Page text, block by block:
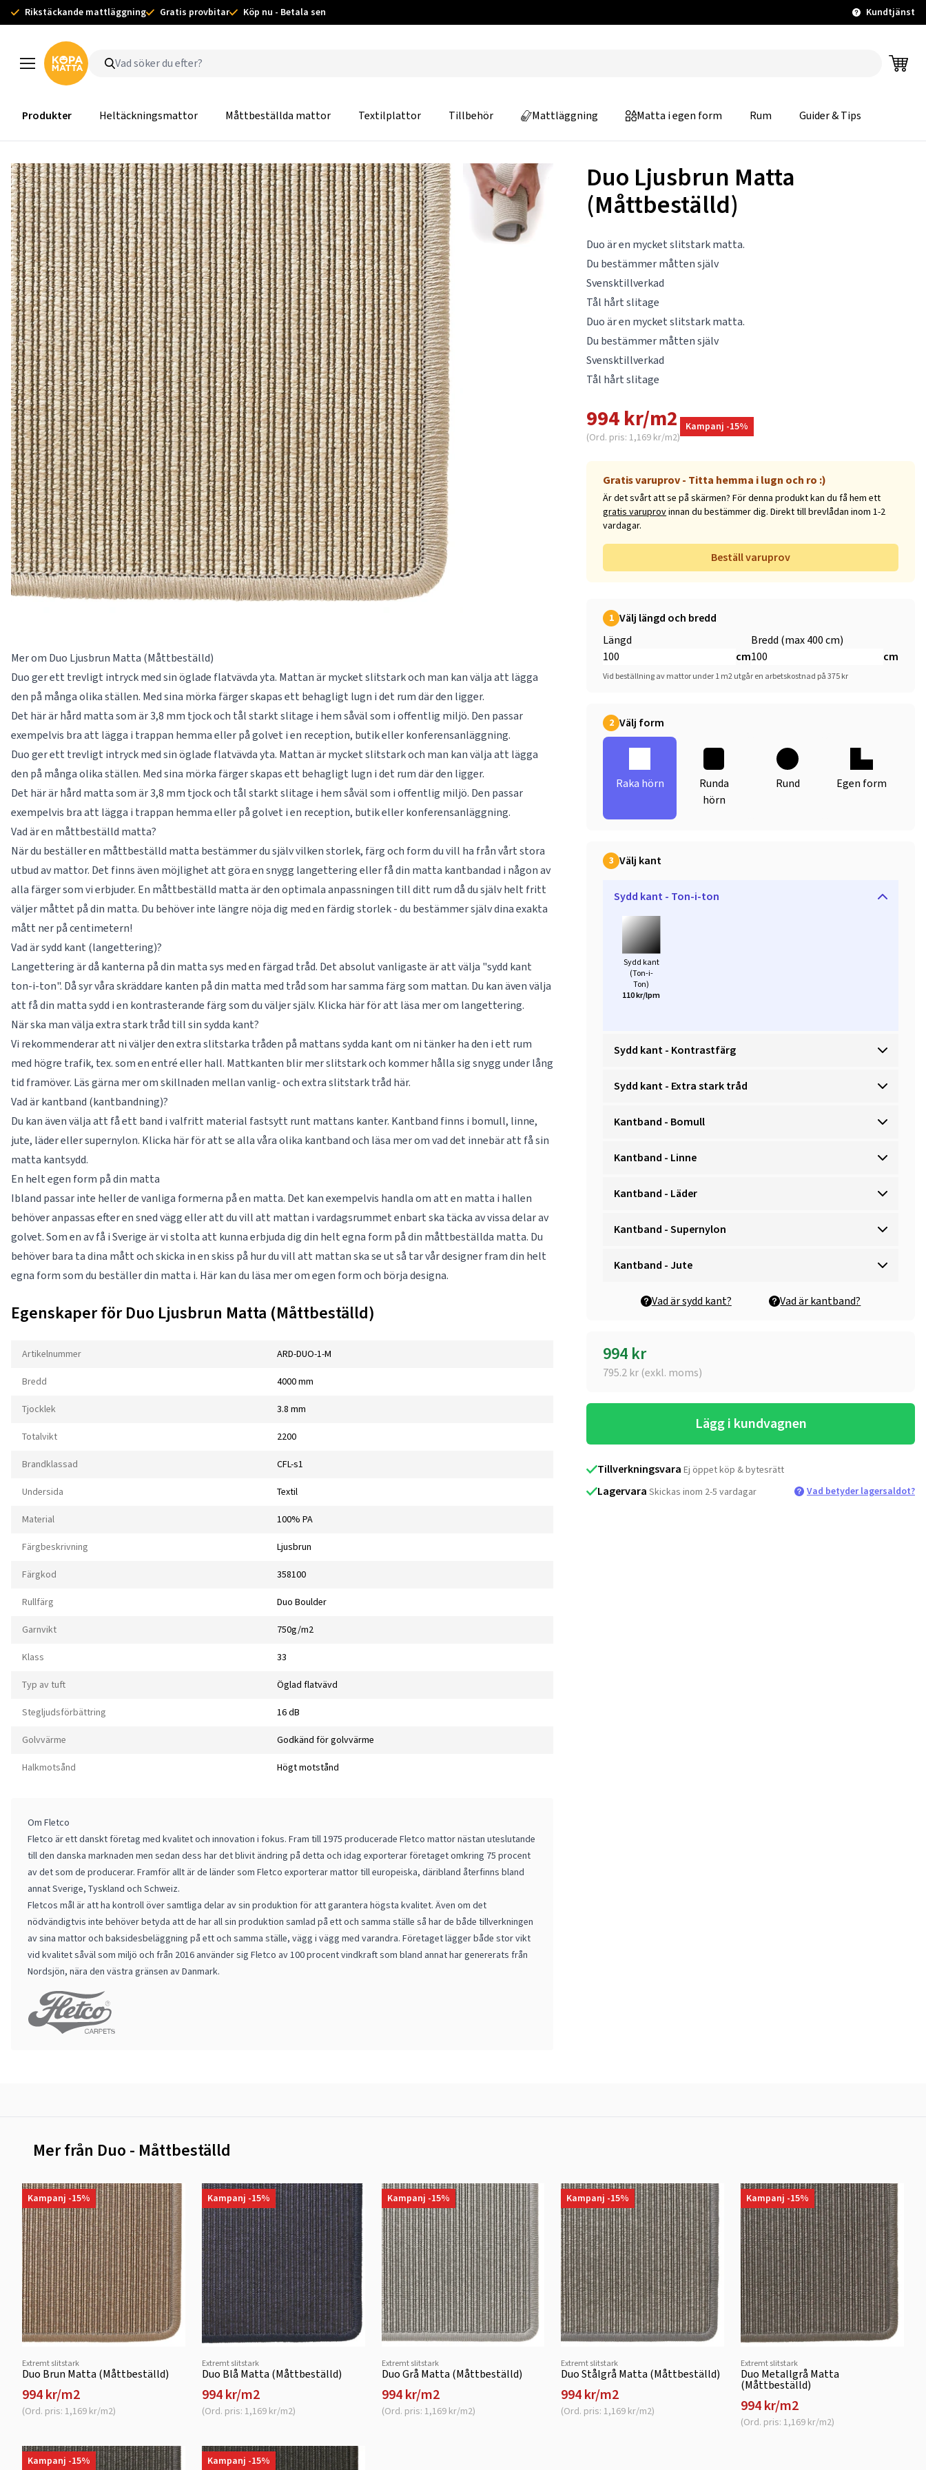
Rikstäckande mattläggning Gratis provbitar Köp nu - Betala sen Kundtjänst
Produkter Heltäckningsmattor Måttbeställda mattor Textilplattor Tillbehör Mattläggning Matta i egen form Rum Guider & Tips
Duo Ljusbrun Matta
(Måttbeställd)
Duo är en mycket slitstark matta.
Du bestämmer måtten själv
Svensktillverkad
Tål hårt slitage
Duo är en mycket slitstark matta.
Du bestämmer måtten själv
Svensktillverkad
Tål hårt slitage
994 kr/m2
(Ord. pris: 1,169 kr/m2)
Kampanj -15%
Gratis varuprov - Titta hemma i lugn och ro :)
Är det svårt att se på skärmen? För denna produkt kan du få hem ett
gratis varuprovinnan du bestämmer dig. Direkt till brevlådan inom 1-2
vardagar.
Beställ varuprov
1 Välj längd och bredd
Längd
cm
Bredd (max 400 cm)
cm
Vid beställning av mattor under 1 m2 utgår en arbetskostnad på 375 kr
2 Välj form
Raka hörn
Runda
hörn
Rund Egen form
3 Välj kant
Sydd kant - Ton-i-ton
Sydd kant
(Ton-i-
Ton)
110 kr/lpm
Sydd kant - Kontrastfärg
Sydd kant - Extra stark tråd
Kantband - Bomull
Kantband - Linne
Kantband - Läder
Kantband - Supernylon
Kantband - Jute
Vad är sydd kant? Vad är kantband?
994 kr
795.2kr (exkl. moms)
Lägg i kundvagnen
Tillverkningsvara Ej öppet köp & bytesrätt
Lagervara Skickas inom 2-5 vardagar Vad betyder lagersaldot?
Mer om Duo Ljusbrun Matta (Måttbeställd)
Duo ger ett trevligt intryck med sin öglade flatvävda yta. Mattan är mycket slitstark och man kan välja att lägga
den på många olika ställen. Med sina mörka färger skapas ett behagligt lugn i det rum där den ligger.
Det här är hård matta som är 3,8 mm tjock och tål starkt slitage i hem såväl som i offentlig miljö. Den passar
exempelvis bra att lägga i trappan hemma eller på golvet i en reception, butik eller konferensanläggning.
Duo ger ett trevligt intryck med sin öglade flatvävda yta. Mattan är mycket slitstark och man kan välja att lägga
den på många olika ställen. Med sina mörka färger skapas ett behagligt lugn i det rum där den ligger.
Det här är hård matta som är 3,8 mm tjock och tål starkt slitage i hem såväl som i offentlig miljö. Den passar
exempelvis bra att lägga i trappan hemma eller på golvet i en reception, butik eller konferensanläggning.
Vad är en måttbeställd matta?
När du beställer en måttbeställd matta bestämmer du själv vilken storlek, färg och form du vill ha från vårt stora
utbud av mattor. Det finns även möjlighet att göra en snygg langettering eller få din matta kantbandad i någon av
alla färger som vi erbjuder. En måttbeställd matta är den optimala anpassningen till ditt rum då du själv helt fritt
väljer måttet på din matta. Du behöver inte längre nöja dig med en färdig storlek - du bestämmer själv dina exakta
mått ner på centimetern!
Vad är sydd kant (langettering)?
Langettering är då kanterna på din matta sys med en färgad tråd. Det absolut vanligaste är att välja "sydd kant
ton-i-ton". Då syr våra skräddare kanten på din matta med tråd som har samma färg som mattan. Du kan även välja
att få din matta sydd i en kontrasterande färg som du väljer själv. Klicka här för att läsa mer om langettering.
När ska man välja extra stark tråd till sin sydda kant?
Vi rekommenderar att ni väljer den extra slitstarka tråden på mattans sydda kant om ni tänker ha den i ett rum
med högre trafik, tex. som en entré eller hall. Mattkanten blir mer slitstark och kommer hålla sig snygg under lång
tid framöver. Läs gärna mer om skillnaden mellan vanlig- och extra slitstark tråd här.
Vad är kantband (kantbandning)?
Du kan även välja att få ett band i valfritt material fastsytt runt mattans kanter. Kantband finns i bomull, linne,
jute, läder eller supernylon. Klicka här för att se alla våra olika kantbandoch läsa mer om vad det innebär att få sin
matta kantsydd.
En helt egen form på din matta
Ibland passar inte heller de vanliga formerna på en matta. Det kan exempelvis handla om att en matta i hallen
behöver anpassas efter en sned vägg eller att du vill att mattan i vardagsrummet enbart ska täcka av vissa delar av
golvet. Som en av få i Sverige är vi stolta att kunna erbjuda dig din helt egna form på din måttbeställda matta. Du
behöver bara ta dina mått och skicka in en skiss på hur du vill att mattan ska se ut så tar vår designer fram din helt
egna form som du beställer din matta i. Här kan du läsa mer omegen formoch börja designa.
Egenskaper för Duo Ljusbrun Matta (Måttbeställd)
Artikelnummer ARD-DUO-1-M
Bredd 4000 mm
Tjocklek 3.8 mm
Totalvikt 2200
Brandklassad CFL-s1
Undersida Textil
Material 100% PA
Färgbeskrivning Ljusbrun
Färgkod 358100
Rullfärg Duo Boulder
Garnvikt 750g/m2
Klass 33
Typ av tuft Öglad flatvävd
Stegljudsförbättring 16 dB
Golvvärme Godkänd för golvvärme
Halkmotsånd Högt motstånd
Om Fletco
Fletco är ett danskt företag med kvalitet och innovation i fokus. Fram till 1975 producerade Fletco mattor nästan uteslutande
till den danska marknaden men sedan dess har det blivit ändring på detta och idag exporterar företaget omkring 75 procent
av det som de producerar. Framför allt är de länder som Fletco exporterar mattor till europeiska, däribland återfinns bland
annat Sverige, Tyskland och Schweiz.
Fletcos mål är att ha kontroll över samtliga delar av sin produktion för att garantera högsta kvalitet. Även om det
nödvändigtvis inte behöver betyda att de har all sin produktion samlad på ett och samma ställe så har de både tillverkningen
av sina mattor och baksidesbeläggning på ett och samma ställe, vägg i vägg med varandra. Företaget lägger både stor vikt
vid kvalitet såväl som miljö och från 2016 använder sig Fletco av 100 procent vindkraft som bland annat har genererats från
Nordsjön, nära den västra gränsen av Danmark.
Mer från Duo - Måttbeställd
Kampanj -15%
Extremt slitstark
Duo Brun Matta (Måttbeställd)
994 kr/m2
(Ord. pris: 1,169 kr/m2)
Kampanj -15%
Extremt slitstark
Duo Blå Matta (Måttbeställd)
994 kr/m2
(Ord. pris: 1,169 kr/m2)
Kampanj -15%
Extremt slitstark
Duo Grå Matta (Måttbeställd)
994 kr/m2
(Ord. pris: 1,169 kr/m2)
Kampanj -15%
Extremt slitstark
Duo Stålgrå Matta (Måttbeställd)
994 kr/m2
(Ord. pris: 1,169 kr/m2)
Kampanj -15%
Extremt slitstark
Duo Metallgrå Matta
(Måttbeställd)
994 kr/m2
(Ord. pris: 1,169 kr/m2)
Kampanj -15% Kampanj -15%